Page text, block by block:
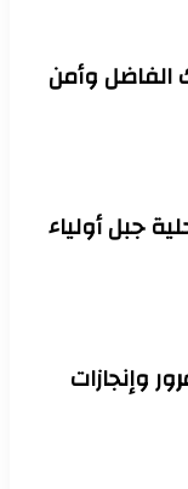
الفاضل وأمن
جبل أولياء
وإنجازات